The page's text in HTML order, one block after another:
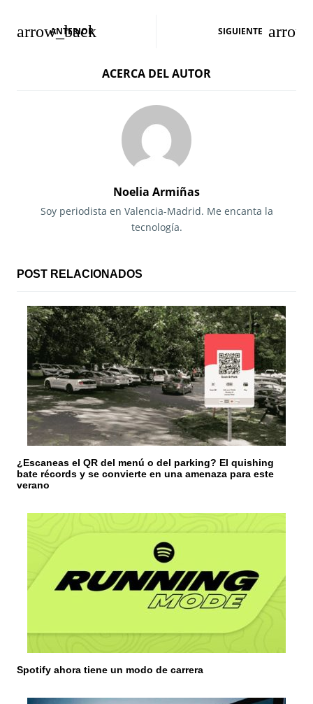
N
n
e
e
n
a
d
a
ANTERIOR SIGUIENTE
ACERCA DEL AUTOR
Noelia Armiñas
Soy periodista en Valencia-Madrid. Me encanta la
tecnología.
POST RELACIONADOS
¿Escaneas el QR del menú o del parking? El quishing
bate récords y se convierte en una amenaza para este
verano
Spotify ahora tiene un modo de carrera